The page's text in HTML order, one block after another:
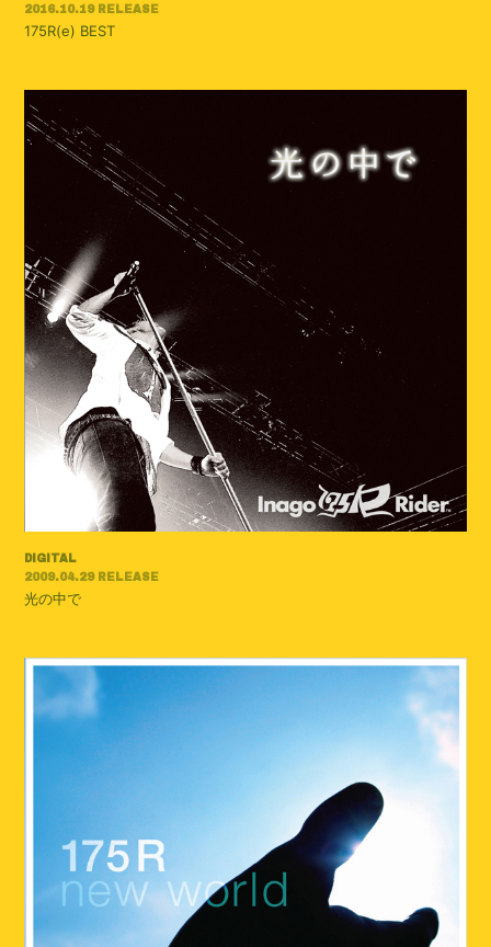
2016.10.19 RELEASE
175R(e) BEST
DIGITAL
2009.04.29 RELEASE
光の中で